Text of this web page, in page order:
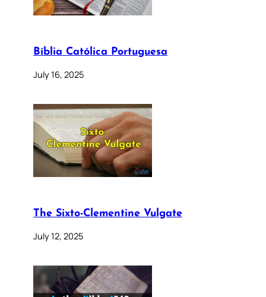
Bíblia Católica Portuguesa
July 16, 2025
The Sixto-Clementine Vulgate
July 12, 2025